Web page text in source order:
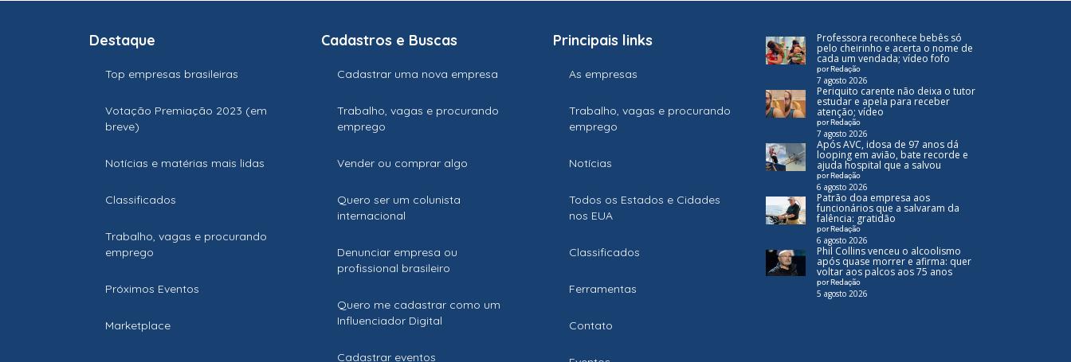
Destaque
Top empresas brasileiras
Votação Premiação 2023 (em
breve)
Notícias e matérias mais lidas
Classificados
Trabalho, vagas e procurando
emprego
Próximos Eventos
Marketplace
Cadastros e Buscas
Cadastrar uma nova empresa
Trabalho, vagas e procurando
emprego
Vender ou comprar algo
Quero ser um colunista
internacional
Denunciar empresa ou
profissional brasileiro
Quero me cadastrar como um
Influenciador Digital
Cadastrar eventos
Principais links
As empresas
Trabalho, vagas e procurando
emprego
Notícias
Todos os Estados e Cidades
nos EUA
Classificados
Ferramentas
Contato
Professora reconhece bebês só
pelo cheirinho e acerta o nome de
cada um vendada; vídeo fofo
por Redação
7 agosto 2026
Periquito carente não deixa o tutor
estudar e apela para receber
atenção; vídeo
por Redação
7 agosto 2026
Após AVC, idosa de 97 anos dá
looping em avião, bate recorde e
ajuda hospital que a salvou
por Redação
6 agosto 2026
Patrão doa empresa aos
funcionários que a salvaram da
falência: gratidão
por Redação
6 agosto 2026
Phil Collins venceu o alcoolismo
após quase morrer e afirma: quer
voltar aos palcos aos 75 anos
por Redação
5 agosto 2026